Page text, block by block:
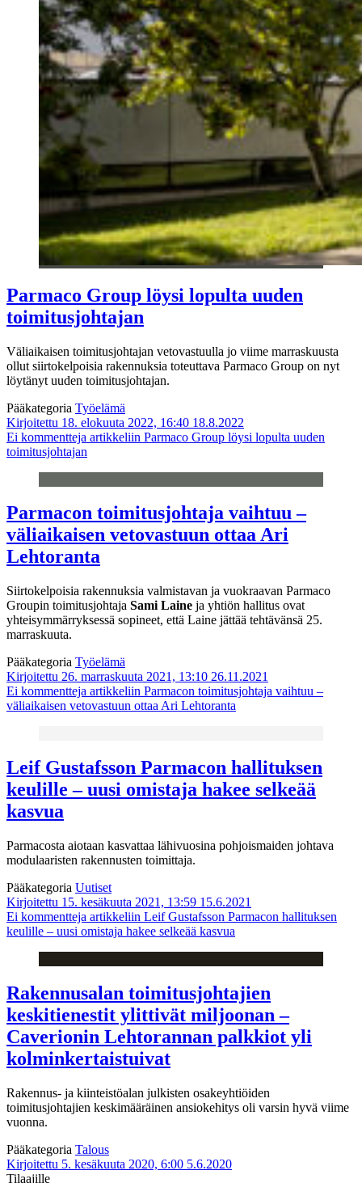
Parmaco Group löysi lopulta uuden
toimitusjohtajan
Väliaikaisen toimitusjohtajan vetovastuulla jo viime marraskuusta
ollut siirtokelpoisia rakennuksia toteuttava Parmaco Group on nyt
löytänyt uuden toimitusjohtajan.
Pääkategoria Työelämä
Kirjoitettu 18. elokuuta 2022, 16:40 18.8.2022
Ei kommentteja artikkeliin Parmaco Group löysi lopulta uuden
toimitusjohtajan
Parmacon toimitusjohtaja vaihtuu –
väliaikaisen vetovastuun ottaa Ari
Lehtoranta
Siirtokelpoisia rakennuksia valmistavan ja vuokraavan Parmaco
Groupin toimitusjohtaja Sami Laine ja yhtiön hallitus ovat
yhteisymmärryksessä sopineet, että Laine jättää tehtävänsä 25.
marraskuuta.
Pääkategoria Työelämä
Kirjoitettu 26. marraskuuta 2021, 13:10 26.11.2021
Ei kommentteja artikkeliin Parmacon toimitusjohtaja vaihtuu –
väliaikaisen vetovastuun ottaa Ari Lehtoranta
Leif Gustafsson Parmacon hallituksen
keulille – uusi omistaja hakee selkeää
kasvua
Parmacosta aiotaan kasvattaa lähivuosina pohjoismaiden johtava
modulaaristen rakennusten toimittaja.
Pääkategoria Uutiset
Kirjoitettu 15. kesäkuuta 2021, 13:59 15.6.2021
Ei kommentteja artikkeliin Leif Gustafsson Parmacon hallituksen
keulille – uusi omistaja hakee selkeää kasvua
Rakennusalan toimitusjohtajien
keskitienestit ylittivät miljoonan –
Caverionin Lehtorannan palkkiot yli
kolminkertaistuivat
Rakennus- ja kiinteistöalan julkisten osakeyhtiöiden
toimitusjohtajien keskimääräinen ansiokehitys oli varsin hyvä viime
vuonna.
Pääkategoria Talous
Kirjoitettu 5. kesäkuuta 2020, 6:00 5.6.2020
Tilaajille